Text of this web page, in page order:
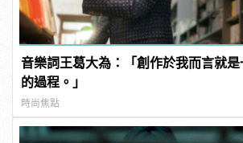
音樂詞王葛大為：「創作於我而言就
的過程。」
時尚焦點